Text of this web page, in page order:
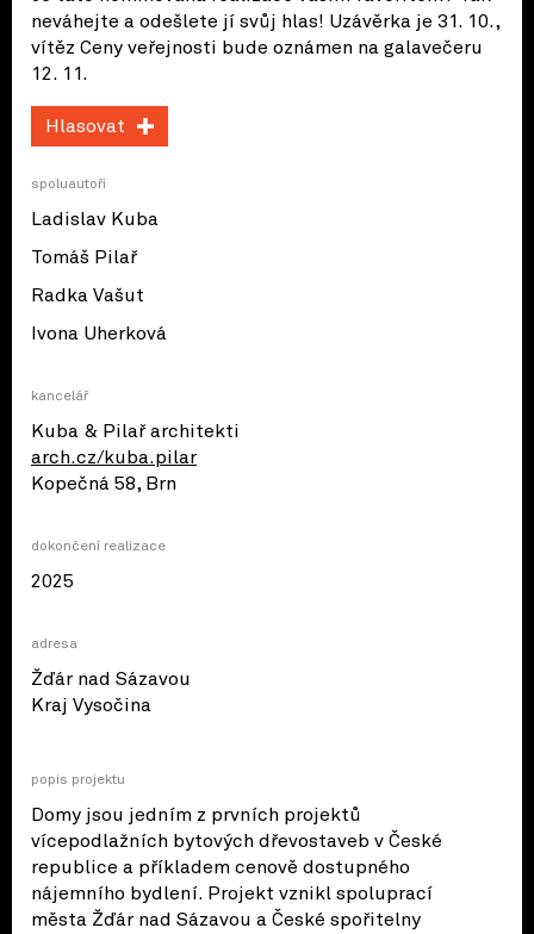
neváhejte a odešlete jí svůj hlas! Uzávěrka je 31. 10.,
vítěz Ceny veřejnosti bude oznámen na galavečeru
12. 11.
Hlasovat
spoluautoři
Ladislav Kuba
Tomáš Pilař
Radka Vašut
Ivona Uherková
kancelář
Kuba & Pilař architekti
arch.cz/kuba.pilar
Kopečná 58, Brn
dokončení realizace
2025
adresa
Žďár nad Sázavou
Kraj Vysočina
popis projektu
Domy jsou jedním z prvních projektů
vícepodlažních bytových dřevostaveb v České
republice a příkladem cenově dostupného
nájemního bydlení. Projekt vznikl spoluprací
města Žďár nad Sázavou a České spořitelny